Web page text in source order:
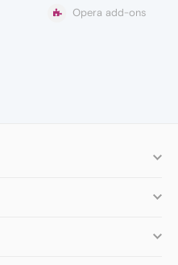
Opera add-ons